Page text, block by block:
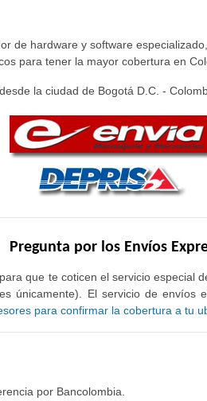
de hardware y software
para tener la mayor cobertura en
la ciudad de Bogotá D.C. -
Pregunta por los Envíos
que te coticen el servicio especial
únicamente). El servicio de
para confirmar la cobertura a tu
por Bancolombia.